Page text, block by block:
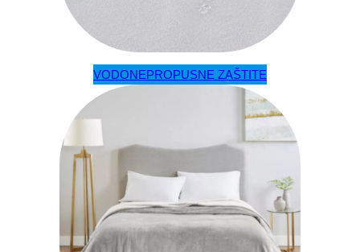
VODONEPROPUSNE ZAŠTITE